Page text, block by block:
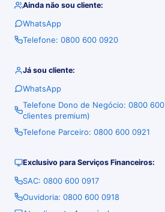
Ainda não sou cliente:
WhatsApp
Telefone: 0800 600 0920
Já sou cliente:
WhatsApp
Telefone Dono de Negócio: 0800
clientes premium)
Telefone Parceiro: 0800 600 0921
Exclusivo para Serviços Financeiros:
SAC: 0800 600 0917
Ouvidoria: 0800 600 0918